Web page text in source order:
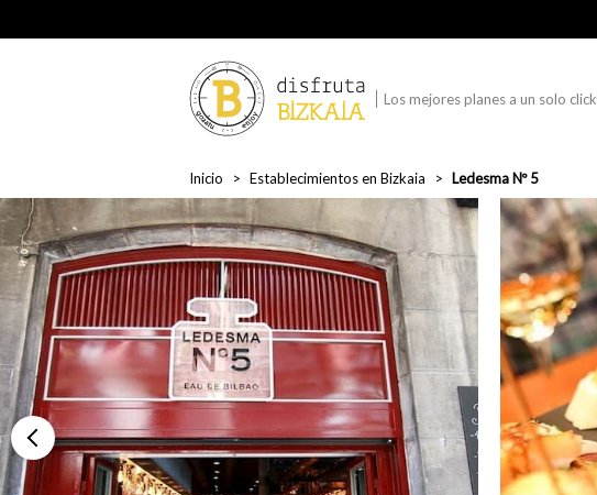
Los mejores planes a un solo click
Inicio Establecimientos en Bizkaia Ledesma Nº 5